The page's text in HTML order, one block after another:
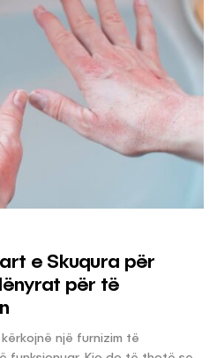
e Skuqura për
për të
një furnizim të